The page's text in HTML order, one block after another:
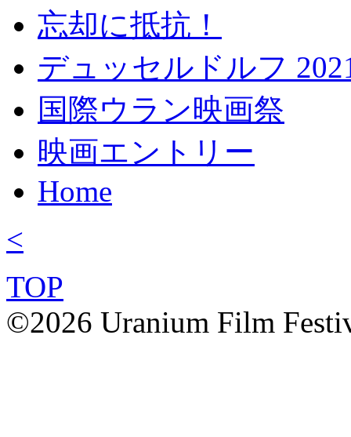
忘却に抵抗！
デュッセルドルフ
国際ウラン映画祭
映画エントリー
Home
<
TOP
©2026 Uranium Film